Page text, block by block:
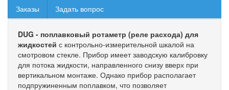
Заказы
Задать вопрос
DUG - поплавковый ротаметр (реле расхода) для
жидкостей с контрольно-измерительной шкалой на
смотровом стекле. Прибор имеет заводскую калибровку
для потока жидкости, направленного снизу вверх при
вертикальном монтаже. Однако прибор располагает
подпружиненным поплавком, что позволяет